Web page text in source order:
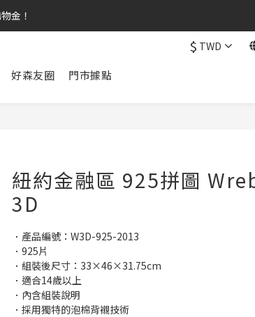
金！
$ TWD
好森友圈 門市據點
紐約金融區 925拼圖
3D
．產品編號：W3D-925-2013
．925片
．組裝後尺寸：33×46×31.75cm
．適合14歲以上
．內含組裝說明
．採用獨特的泡棉背襯技術